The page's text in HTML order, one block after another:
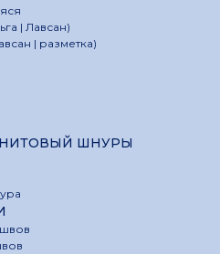
| Лавсан)
| разметка)
ШНУРЫ